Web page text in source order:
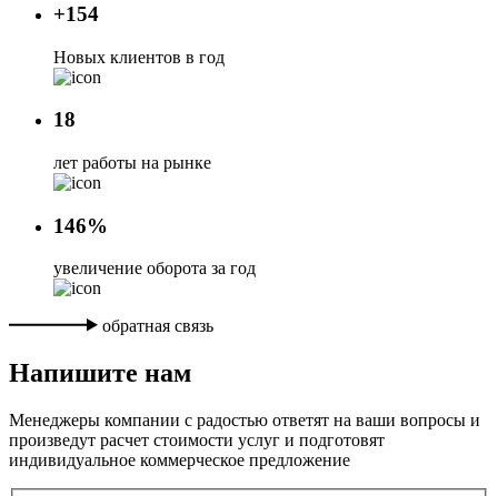
+154
Новых клиентов в год
18
лет работы на рынке
146%
увеличение оборота за год
обратная связь
Напишите нам
Менеджеры компании с радостью ответят на ваши вопросы и
произведут расчет стоимости услуг и подготовят
индивидуальное коммерческое предложение